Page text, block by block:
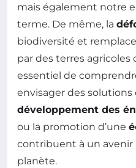
mais également notre
terme. De même, la
biodiversité et
par des terres agricoles
essentiel de
envisager des solutions
développement des
ou la promotion d’une
contribuent à un
planète.